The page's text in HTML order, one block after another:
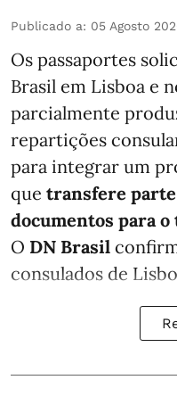
Publicado a: 05 Agosto
Os passaportes
Brasil em Lisboa e
parcialmente
repartições
para integrar um
que transfere parte
documentos para
O DN Brasil
consulados de